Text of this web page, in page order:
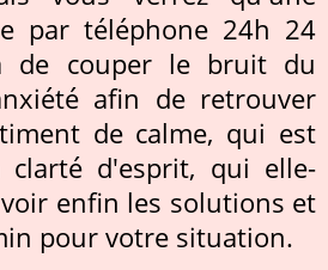
par téléphone 24h 24
de couper le bruit du
afin de retrouver
de calme, qui est
clarté d'esprit, qui elle-
enfin les solutions et
pour votre situation.